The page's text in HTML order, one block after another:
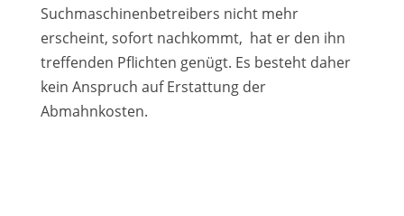
Suchmaschinenbetreibers nicht mehr
erscheint, sofort nachkommt, hat er den ihn
treffenden Pflichten genügt. Es besteht daher
kein Anspruch auf Erstattung der
Abmahnkosten.